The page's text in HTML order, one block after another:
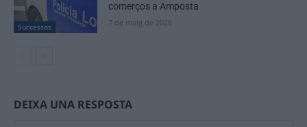
Successos
comerços a Amposta
7 de maig de 2026
DEIXA UNA RESPOSTA